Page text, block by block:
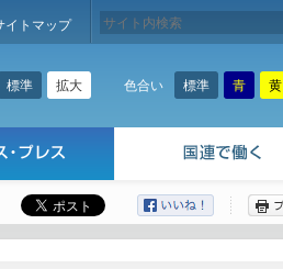
イトマップ
標準 拡大 色合い 標準 青 黄